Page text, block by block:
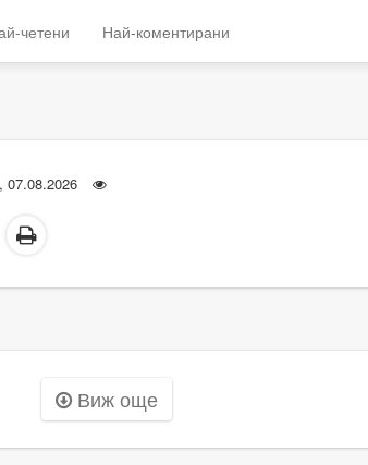
четени Най-коментирани
07.08.2026
Виж още